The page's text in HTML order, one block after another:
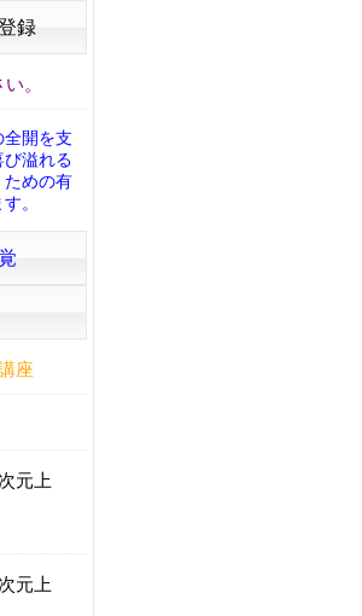
録
。
全開を支
溢れる
ための有
。
座
元上
元上